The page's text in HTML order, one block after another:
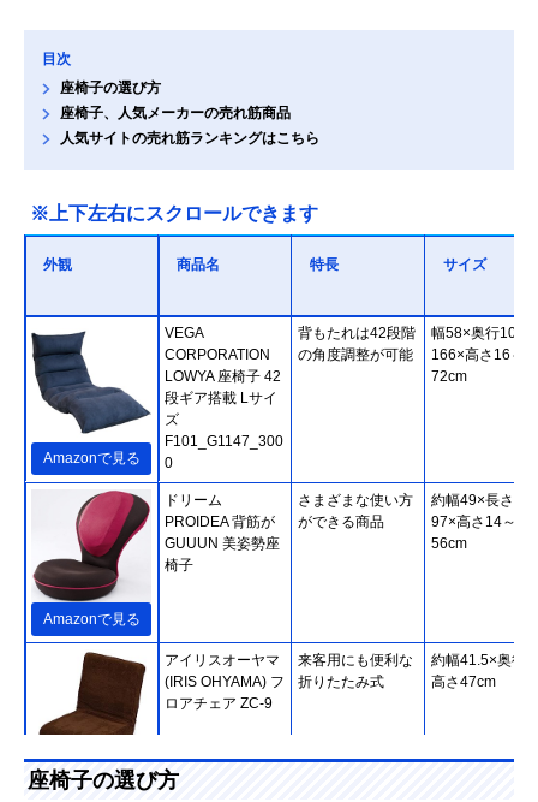
目次
座椅子の選び方
座椅子、人気メーカーの売れ筋商品
人気サイトの売れ筋ランキングはこちら
※上下左右にスクロールできます
外観 商品名 特長 サイズ
Amazonで見る
VEGA
CORPORATION
LOWYA 座椅子 42
段ギア搭載 Lサイ
ズ
F101_G1147_300
0
背もたれは42段階
の角度調整が可能
幅58×奥行109～
166×高さ16～
72cm
Amazonで見る
ドリーム
PROIDEA 背筋が
GUUUN 美姿勢座
椅子
さまざまな使い方
ができる商品
約幅49×長さ60
97×高さ14～
56cm
Amazonで見る
アイリスオーヤマ
(IRIS OHYAMA) フ
ロアチェア ZC-9
来客用にも便利な
折りたたみ式
約幅41.5×奥行
高さ47cm
座椅子の選び方